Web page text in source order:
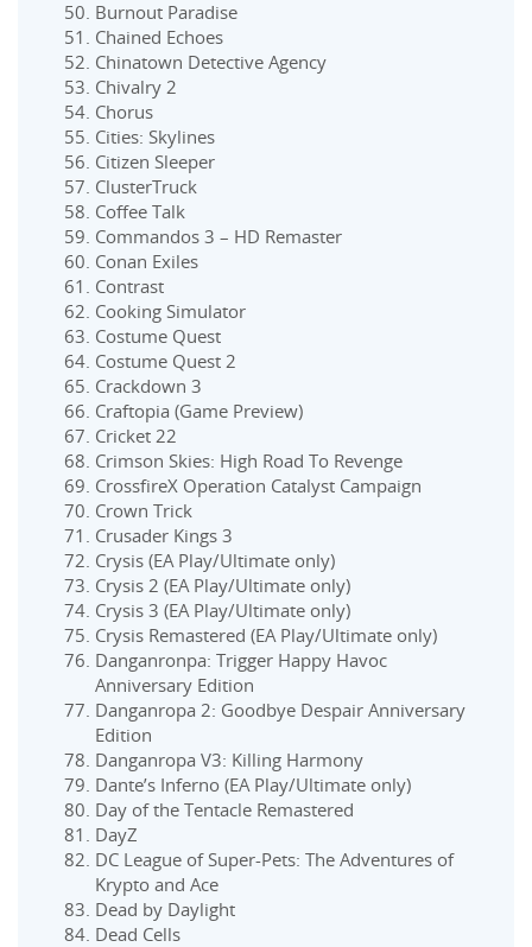
Burnout Paradise
Chained Echoes
Chinatown Detective Agency
Chivalry 2
Chorus
Cities: Skylines
Citizen Sleeper
ClusterTruck
Coffee Talk
Commandos 3 – HD Remaster
Conan Exiles
Contrast
Cooking Simulator
Costume Quest
Costume Quest 2
Crackdown 3
Craftopia (Game Preview)
Cricket 22
Crimson Skies: High Road To Revenge
CrossfireX Operation Catalyst Campaign
Crown Trick
Crusader Kings 3
Crysis (EA Play/Ultimate only)
Crysis 2 (EA Play/Ultimate only)
Crysis 3 (EA Play/Ultimate only)
Crysis Remastered (EA Play/Ultimate only)
Danganronpa: Trigger Happy Havoc
Anniversary Edition
Danganropa 2: Goodbye Despair Anniversary
Edition
Danganropa V3: Killing Harmony
Dante’s Inferno (EA Play/Ultimate only)
Day of the Tentacle Remastered
DayZ
DC League of Super-Pets: The Adventures of
Krypto and Ace
Dead by Daylight
Dead Cells